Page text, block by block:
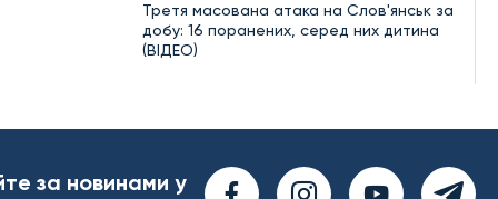
Третя масована атака на Слов'янськ за
добу: 16 поранених, серед них дитина
(ВІДЕО)
за новинами у